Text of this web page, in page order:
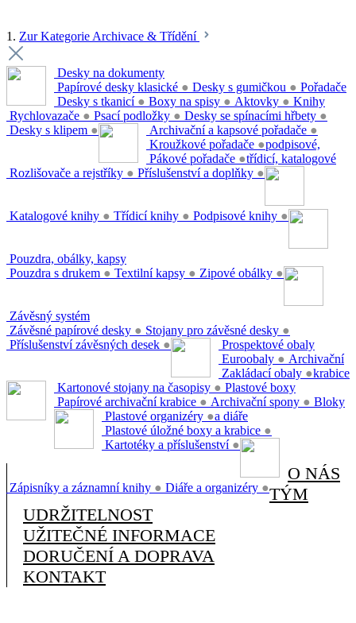
1. Zur Kategorie Archivace & Třídění
Desky na dokumenty
Papírové desky klasické ● Desky s gumičkou ●
Desky s tkanicí ● Boxy na spisy ● Aktovky ●
Rychlovazače ● Psací podložky ● Desky se spínacími hřbety ●
Desky s klipem ●
Pořadače
Archivační a kapsové pořadače ●
Kroužkové pořadače ●
Pákové pořadače ●
Rozlišovače a rejstříky ● Příslušenství a doplňky ●
Knihy
podpisové,
třídicí, katalogové
Katalogové knihy ● Třídicí knihy ● Podpisové knihy ●
Pouzdra, obálky, kapsy
Pouzdra s drukem ● Textilní kapsy ● Zipové obálky ●
Závěsný systém
Závěsné papírové desky ● Stojany pro závěsné desky ●
Příslušenství závěsných desek ●
Prospektové obaly
Euroobaly ●
Zakládací obaly ●
Archivační
krabice
Kartonové stojany na časopisy ●
Papírové archivační krabice ● Archivační spony ●
Plastové boxy
Plastové organizéry ●
Plastové úložné boxy a krabice ●
Kartotéky a příslušenství ●
Bloky
a diáře
Zápisníky a záznamní knihy ● Diáře a organizéry ●
O NÁS
TÝM
UDRŽITELNOST
UŽITEČNÉ INFORMACE
DORUČENÍ A DOPRAVA
KONTAKT